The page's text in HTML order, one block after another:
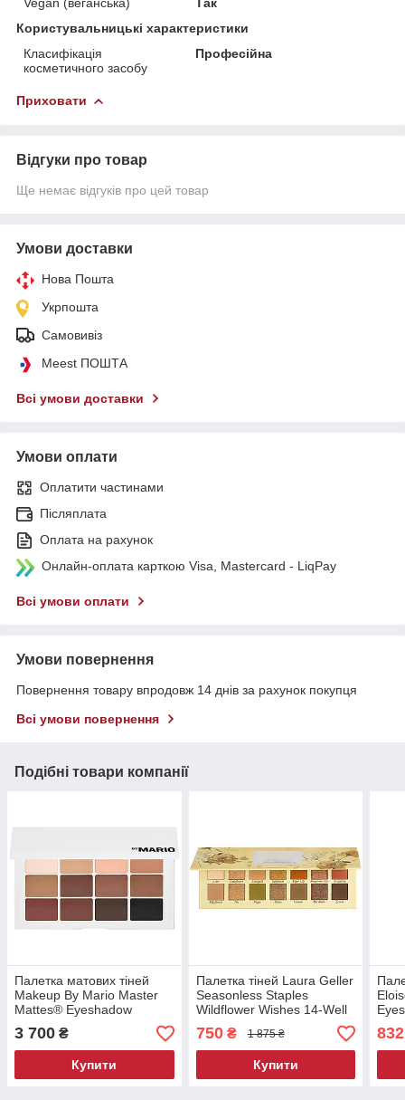
Користувальницькі характеристики
Класифікація
косметичного засобу
Професійна
Приховати
Відгуки про товар
Ще немає відгуків про цей товар
Умови доставки
Нова Пошта
Укрпошта
Самовивіз
Meest ПОШТА
Всі умови доставки
Умови оплати
Оплатити частинами
Післяплата
Оплата на рахунок
Онлайн-оплата карткою Visa, Mastercard - LiqPay
Всі умови оплати
Умови повернення
Повернення товару впродовж 14 днів за рахунок покупця
Всі умови повернення
Подібні товари компанії
Палетка матових тіней
Makeup By Mario Master
Mattes® Eyeshadow
Palette The Original 12 г
3 700 ₴
Купити
Палетка тіней Laura Geller
Seasonless Staples
Wildflower Wishes 14-Well
Eyeshadow Palette 14 г
750₴ 1 875 ₴
Купити
832